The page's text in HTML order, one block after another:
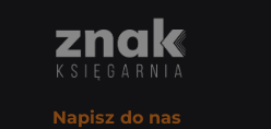
Napisz do nas